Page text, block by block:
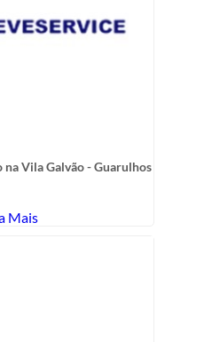
Vila Galvão - Guarulhos
Mais